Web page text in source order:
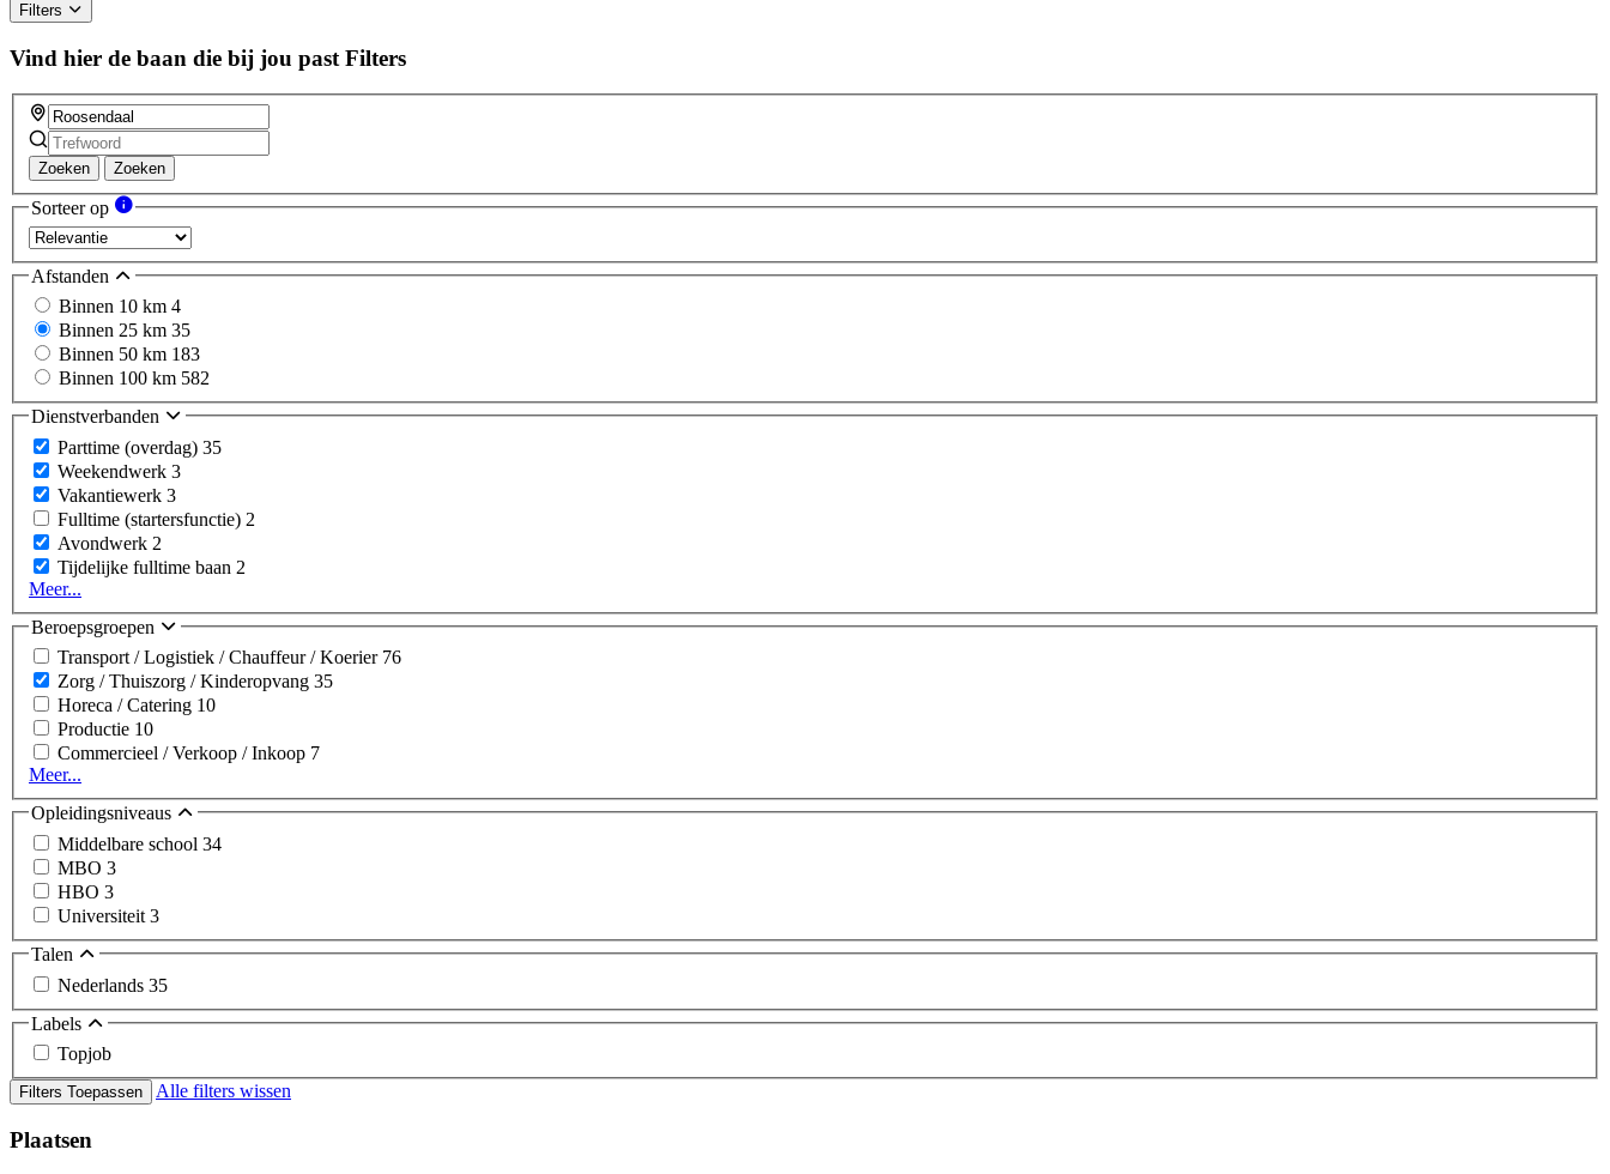
Filters
Vind hier de baan die bij jou past Filters
Zoeken Zoeken
Sorteer op
Afstanden
Binnen 10 km 4
Binnen 25 km 35
Binnen 50 km 183
Binnen 100 km 582
Dienstverbanden
Parttime (overdag) 35
Weekendwerk 3
Vakantiewerk 3
Fulltime (startersfunctie) 2
Avondwerk 2
Tijdelijke fulltime baan 2
Meer...
Beroepsgroepen
Transport / Logistiek / Chauffeur / Koerier 76
Zorg / Thuiszorg / Kinderopvang 35
Horeca / Catering 10
Productie 10
Commercieel / Verkoop / Inkoop 7
Meer...
Opleidingsniveaus
Middelbare school 34
MBO 3
HBO 3
Universiteit 3
Talen
Nederlands 35
Labels
Topjob
Filters Toepassen Alle filters wissen
Plaatsen